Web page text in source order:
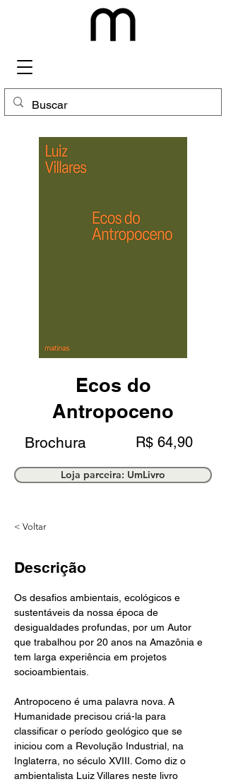
Ecos do
Antropoceno
Brochura R$ 64,90
Loja parceira: UmLivro
< Voltar
Descrição
Os desafios ambientais, ecológicos e
sustentáveis da nossa época de
desigualdades profundas, por um Autor
que trabalhou por 20 anos na Amazônia e
tem larga experiência em projetos
socioambientais.
Antropoceno é uma palavra nova. A
Humanidade precisou criá-la para
classificar o período geológico que se
iniciou com a Revolução Industrial, na
Inglaterra, no século XVIII. Como diz o
ambientalista Luiz Villares neste livro